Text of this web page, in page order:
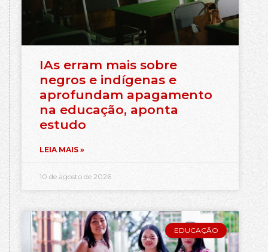
IAs erram mais sobre
negros e indígenas e
aprofundam apagamento
na educação, aponta
estudo
LEIA MAIS »
10 de agosto de 2026
EDUCAÇÃO